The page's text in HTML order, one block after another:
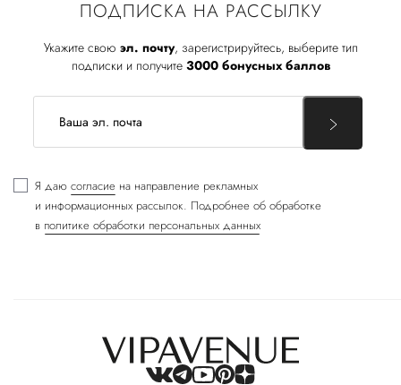
ПОДПИСКА НА РАССЫЛКУ
Укажите свою эл. почту, зарегистрируйтесь, выберите тип
подписки и получите 3000 бонусных баллов
Я даю согласие на направление рекламных
и информационных рассылок. Подробнее об обработке
в политике обработки персональных данных